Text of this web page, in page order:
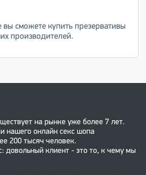
вы сможете купить презервативы
производителей.
на рынке уже более 7 лет.
нашего онлайн секс шопа
200 тысяч человек.
довольный клиент - это то, к чему мы